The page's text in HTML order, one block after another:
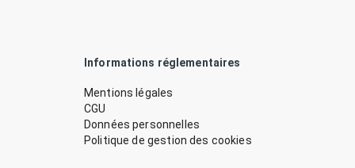
Informations réglementaires
Mentions légales
CGU
Données personnelles
Politique de gestion des cookies